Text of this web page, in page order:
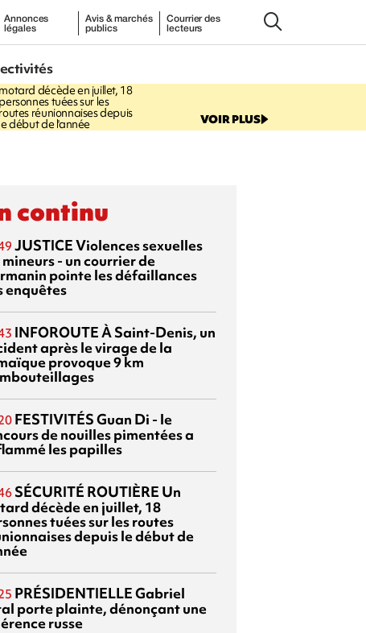
Annonces
légales
Avis & marchés
publics
Courrier des
lecteurs
SÉCURITÉ ROUTIÈRE
motard décède en juillet, 18
personnes tuées sur les
routes réunionnaises depuis
le début de l'année VOIR PLUS
continu
JUSTICEViolences sexuelles
mineurs - un courrier de
pointe les défaillances
enquêtes
INFOROUTEÀ Saint-Denis, un
après le virage de la
provoque 9 km
FESTIVITÉSGuan Di - le
de nouilles pimentées a
les papilles
SÉCURITÉ ROUTIÈRE Un
décède en juillet, 18
tuées sur les routes
depuis le début de
PRÉSIDENTIELLEGabriel
porte plainte, dénonçant une
russe